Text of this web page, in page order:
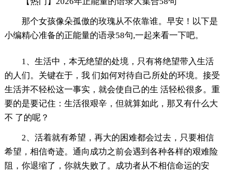
那个女孩像朵孤傲的玫瑰从不依靠谁。早安！以下是
小编精心准备的正能量的语录58句,一起来看一下吧。
1、生活中，本无绝望的处境，只有将绝望带入生活
的人们。关键在于，我 们如何对待自己所处的环境。接受
生活并不轻松这一事实，就会使自己的生 活轻松很多。重
要的是要记住：生活很艰辛，但就算如此，那又有什么大
不 了的呢？
2、活着就有希望，再大的困难都会过去，只要相信
希望，相信奇迹。通向成功之前会遇到各种各样的艰难险
阻，你退缩了，你就失败了。成功者从不相信命运的安